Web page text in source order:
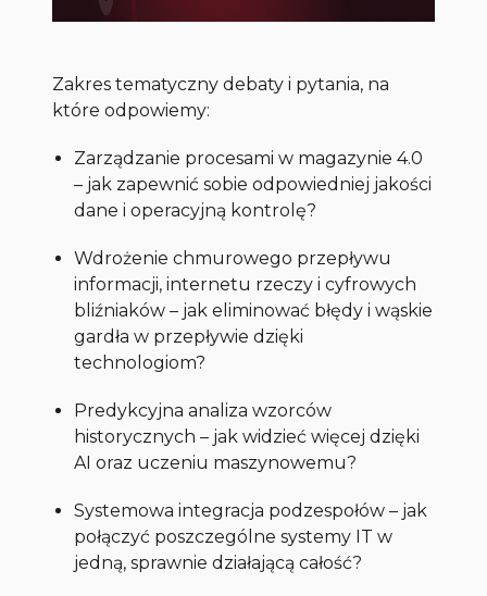
Zakres tematyczny debaty i pytania, na
które odpowiemy:
Zarządzanie procesami w magazynie 4.0
– jak zapewnić sobie odpowiedniej jakości
dane i operacyjną kontrolę?
Wdrożenie chmurowego przepływu
informacji, internetu rzeczy i cyfrowych
bliźniaków – jak eliminować błędy i wąskie
gardła w przepływie dzięki
technologiom?
Predykcyjna analiza wzorców
historycznych – jak widzieć więcej dzięki
AI oraz uczeniu maszynowemu?
Systemowa integracja podzespołów – jak
połączyć poszczególne systemy IT w
jedną, sprawnie działającą całość?